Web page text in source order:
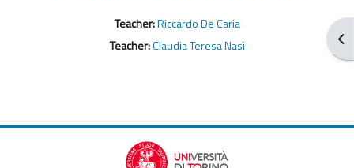
Teacher:Riccardo De Caria
Teacher:Claudia Teresa Nasi